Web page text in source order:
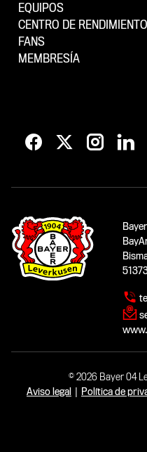
EQUIPOS
CENTRO DE RENDIMIENTO
FANS
MEMBRESÍA
© 2026 Bayer 04
Aviso legal
Política de